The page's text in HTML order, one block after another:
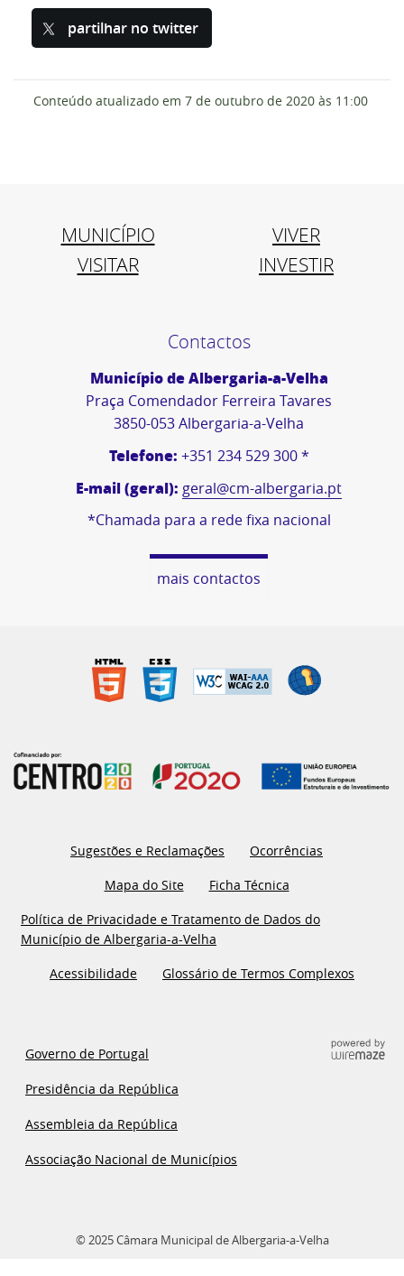
partilhar no twitter
Conteúdo atualizado em 7 de outubro de 2020 às 11:00
MUNICÍPIO
VIVER
VISITAR
INVESTIR
Contactos
Município de Albergaria-a-Velha
Praça Comendador Ferreira Tavares
3850-053 Albergaria-a-Velha
Telefone: +351 234 529 300 *
E-mail (geral): geral@cm-albergaria.pt
*Chamada para a rede fixa nacional
mais contactos
Sugestões e Reclamações
Ocorrências
Mapa do Site
Ficha Técnica
Política de Privacidade e Tratamento de Dados do
Município de Albergaria-a-Velha
Acessibilidade
Glossário de Termos Complexos
Governo de Portugal
Presidência da República
Assembleia da República
Associação Nacional de Municípios
© 2025 Câmara Municipal de Albergaria-a-Velha